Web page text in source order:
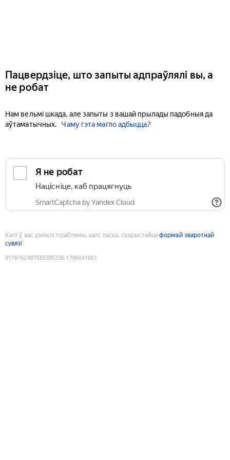
Пацвердзіце, што запыты адпраўлялі вы, а
не робат
Нам вельмі шкада, але запыты з вашай прылады падобныя да
аўтаматычных.
Чаму гэта магло адбыцца?
Я не робат
Націсніце, каб працягнуць
SmartCaptcha by Yandex Cloud
Калі ў вас узніклі праблемы, калі ласка, скарыстайцеформай зваротнай
сувязі
9178762487550395336:1786041661